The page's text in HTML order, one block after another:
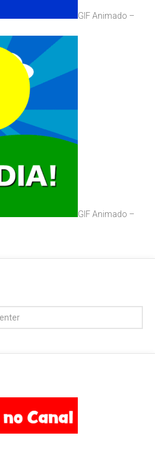
GIF Animado –
GIF Animado –